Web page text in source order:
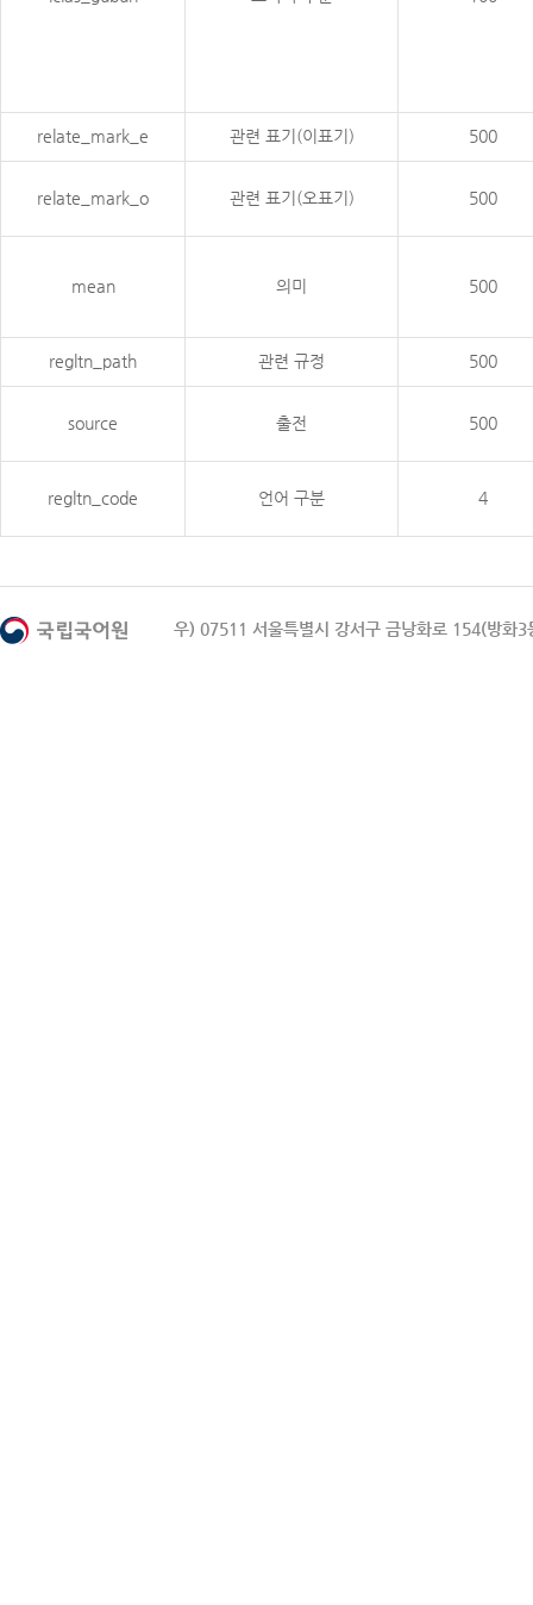
relate_mark_e 관련 표기(이표기) 500
relate_mark_o 관련 표기(오표기) 500
mean 의미 500
regltn_path 관련 규정 500
source 출전 500
regltn_code 언어 구분 4
우) 07511 서울특별시 강서구 금낭화로 154(방화3